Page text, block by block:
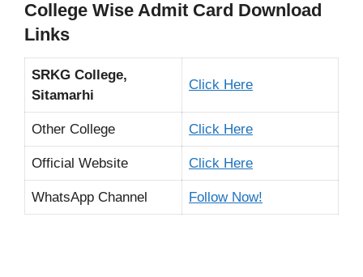
College Wise Admit Card Download
Links
SRKG College,
Sitamarhi
Click Here
Other College Click Here
Official Website Click Here
WhatsApp Channel Follow Now!